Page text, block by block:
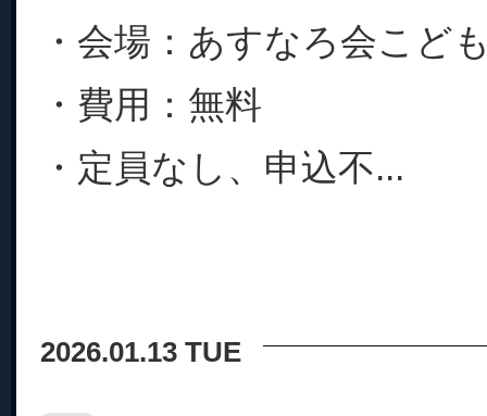
・会場：あすなろ会こ
・費用：無料
・定員なし、申込不...
2026.01.13 TUE